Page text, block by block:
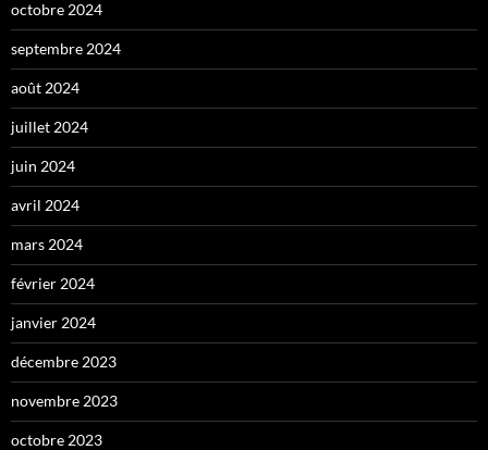
octobre 2024
septembre 2024
août 2024
juillet 2024
juin 2024
avril 2024
mars 2024
février 2024
janvier 2024
décembre 2023
novembre 2023
octobre 2023